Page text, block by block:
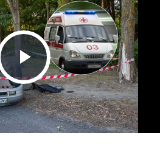
Play Video